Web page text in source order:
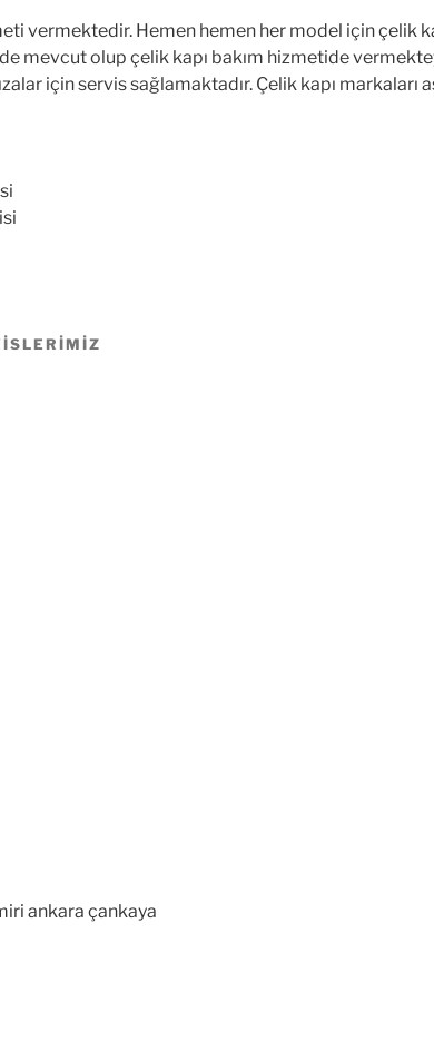
vermektedir. Hemen hemen her model için çelik
mevcut olup çelik kapı bakım hizmetide
için servis sağlamaktadır. Çelik kapı markaları
ankara çankaya